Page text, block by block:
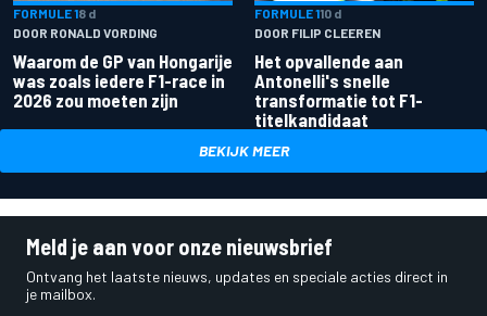
FORMULE 18 d
DOOR RONALD VORDING
Waarom de GP van Hongarije
was zoals iedere F1-race in
2026 zou moeten zijn
FORMULE 110 d
DOOR FILIP CLEEREN
Het opvallende aan
Antonelli's snelle
transformatie tot F1-
titelkandidaat
BEKIJK MEER
Meld je aan voor onze nieuwsbrief
Ontvang het laatste nieuws, updates en speciale acties direct in
je mailbox.